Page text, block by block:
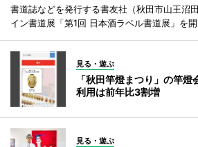
書道誌などを発行する書友社（秋田市山王沼
イン書道展「第1回 日本酒ラベル書道展」を開
見る・遊ぶ
「秋田竿燈まつり」の竿
利用は前年比3割増
見る・遊ぶ